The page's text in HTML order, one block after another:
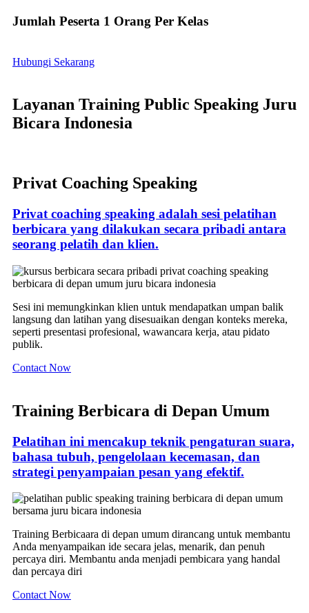
Jumlah Peserta 1 Orang Per Kelas
Hubungi Sekarang
Layanan Training Public Speaking Juru
Bicara Indonesia
Privat Coaching Speaking
Privat coaching speaking adalah sesi pelatihan
berbicara yang dilakukan secara pribadi antara
seorang pelatih dan klien.
Sesi ini memungkinkan klien untuk mendapatkan umpan balik
langsung dan latihan yang disesuaikan dengan konteks mereka,
seperti presentasi profesional, wawancara kerja, atau pidato
publik.
Contact Now
Training Berbicara di Depan Umum
Pelatihan ini mencakup teknik pengaturan suara,
bahasa tubuh, pengelolaan kecemasan, dan
strategi penyampaian pesan yang efektif.
Training Berbicaara di depan umum dirancang untuk membantu
Anda menyampaikan ide secara jelas, menarik, dan penuh
percaya diri. Membantu anda menjadi pembicara yang handal
dan percaya diri
Contact Now